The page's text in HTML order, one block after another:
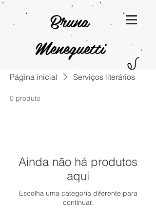
Bruna
Meneguetti
Página inicial Serviços literários
0 produto
Ainda não há produtos
aqui
Escolha uma categoria diferente para
continuar.